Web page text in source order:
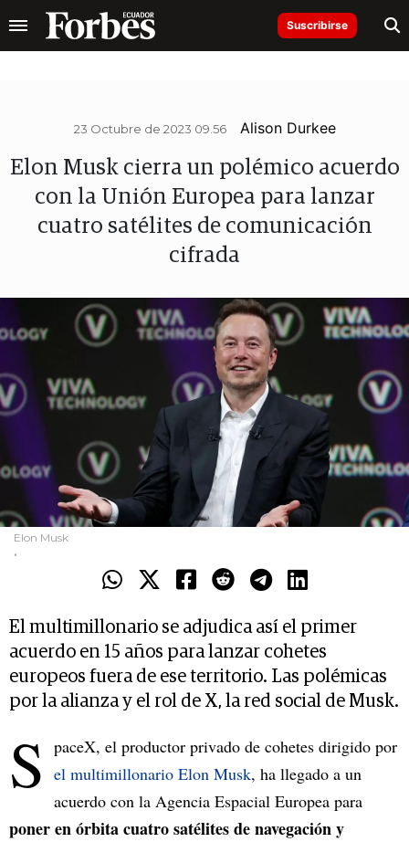
Suscribirse
23 Octubre de 2023 09.56 Alison Durkee
Elon Musk cierra un polémico acuerdo
con la Unión Europea para lanzar
cuatro satélites de comunicación
cifrada
Elon Musk
.
El multimillonario se adjudica así el primer
acuerdo en 15 años para lanzar cohetes
europeos fuera de ese territorio. Las polémicas
por la alianza y el rol de X, la red social de Musk.
S paceX, el productor privado de cohetes dirigido por
el multimillonario Elon Musk, ha llegado a un
acuerdo con la Agencia Espacial Europea para
poner en órbita cuatro satélites de navegación y